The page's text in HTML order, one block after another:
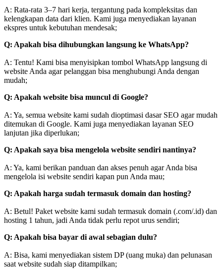
A: Rata-rata 3–7 hari kerja, tergantung pada kompleksitas dan
kelengkapan data dari klien. Kami juga menyediakan layanan
ekspres untuk kebutuhan mendesak;
Q: Apakah bisa dihubungkan langsung ke WhatsApp?
A: Tentu! Kami bisa menyisipkan tombol WhatsApp langsung di
website Anda agar pelanggan bisa menghubungi Anda dengan
mudah;
Q: Apakah website bisa muncul di Google?
A: Ya, semua website kami sudah dioptimasi dasar SEO agar mudah
ditemukan di Google. Kami juga menyediakan layanan SEO
lanjutan jika diperlukan;
Q: Apakah saya bisa mengelola website sendiri nantinya?
A: Ya, kami berikan panduan dan akses penuh agar Anda bisa
mengelola isi website sendiri kapan pun Anda mau;
Q: Apakah harga sudah termasuk domain dan hosting?
A: Betul! Paket website kami sudah termasuk domain (.com/.id) dan
hosting 1 tahun, jadi Anda tidak perlu repot urus sendiri;
Q: Apakah bisa bayar di awal sebagian dulu?
A: Bisa, kami menyediakan sistem DP (uang muka) dan pelunasan
saat website sudah siap ditampilkan;